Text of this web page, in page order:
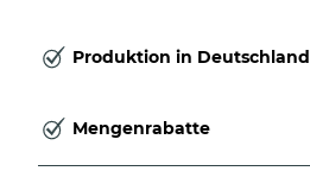
Produktion in Deutschland
Mengenrabatte